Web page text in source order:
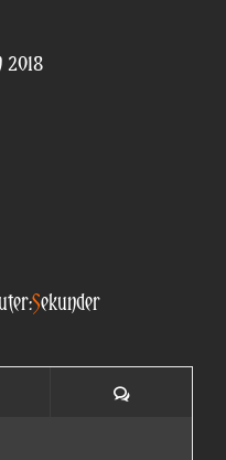
Sekunder
Comments